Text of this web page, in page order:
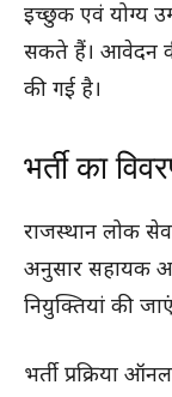
इच्छुक एवं योग्य
सकते हैं। आवेदन
की गई है।
भर्ती का
राजस्थान लोक
अनुसार सहायक
नियुक्तियां की
भर्ती प्रक्रिया